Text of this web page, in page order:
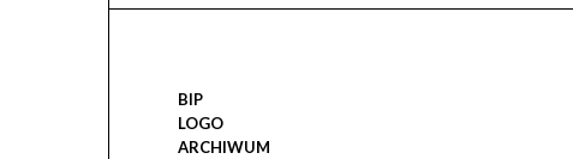
BIP
LOGO
ARCHIWUM